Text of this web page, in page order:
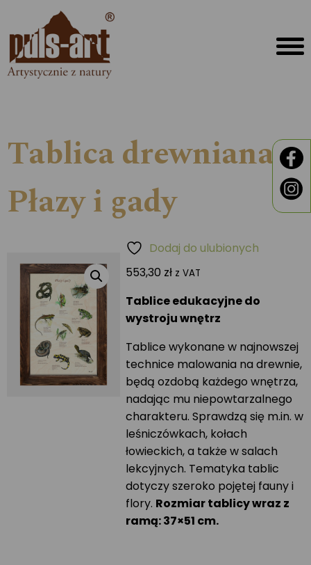
Tablica drewniana –
Płazy i gady
553,30 zł z VAT
Tablice edukacyjne do
wystroju wnętrz
Tablice wykonane w najnowszej
technice malowania na drewnie,
będą ozdobą każdego wnętrza,
nadając mu niepowtarzalnego
charakteru. Sprawdzą się m.in. w
leśniczówkach, kołach
łowieckich, a także w salach
lekcyjnych. Tematyka tablic
dotyczy szeroko pojętej fauny i
flory. Rozmiar tablicy wraz z
ramą: 37×51 cm.
Dodaj do ulubionych